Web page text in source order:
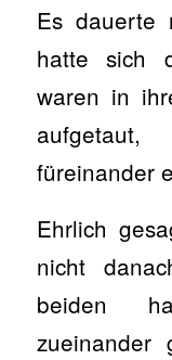
Es dauerte
hatte sich
waren in
füreinander
Ehrlich
nicht
beiden
zueinander